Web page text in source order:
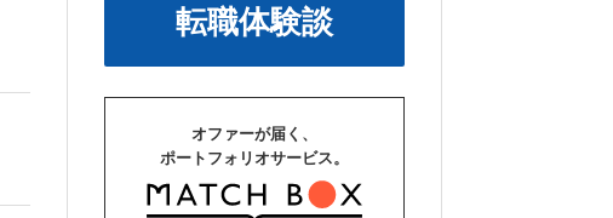
転職体験談
オファーが届く、
ポートフォリオサービス。